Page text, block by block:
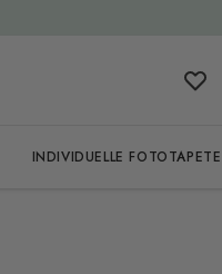
INDIVIDUELLE FOTOTAPETE